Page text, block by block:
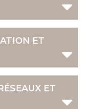
ET
ET